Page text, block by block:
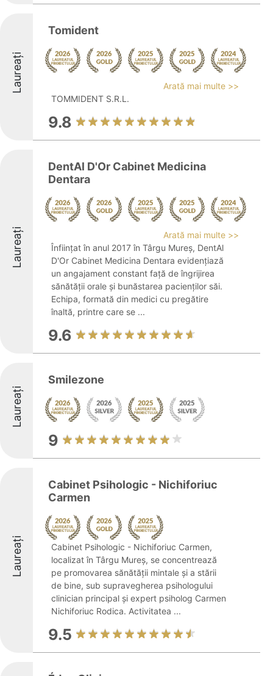
Laureați
Tomident
Arată mai multe >>
TOMMIDENT S.R.L.
9.8
Laureați
DentAl D'Or Cabinet Medicina
Dentara
Arată mai multe >>
Înființat în anul 2017 în Târgu Mureș, DentAl
D'Or Cabinet Medicina Dentara evidențiază
un angajament constant față de îngrijirea
sănătății orale și bunăstarea pacienților săi.
Echipa, formată din medici cu pregătire
înaltă, printre care se ...
9.6
Laureați
Smilezone
9
Laureați
Cabinet Psihologic - Nichiforiuc
Carmen
Cabinet Psihologic - Nichiforiuc Carmen,
localizat în Târgu Mureș, se concentrează
pe promovarea sănătății mintale și a stării
de bine, sub supravegherea psihologului
clinician principal și expert psiholog Carmen
Nichiforiuc Rodica. Activitatea ...
9.5